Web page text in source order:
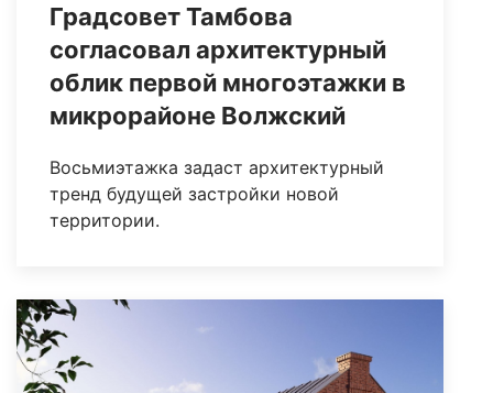
Градсовет Тамбова
согласовал архитектурный
облик первой многоэтажки в
микрорайоне Волжский
Восьмиэтажка задаст архитектурный
тренд будущей застройки новой
территории.